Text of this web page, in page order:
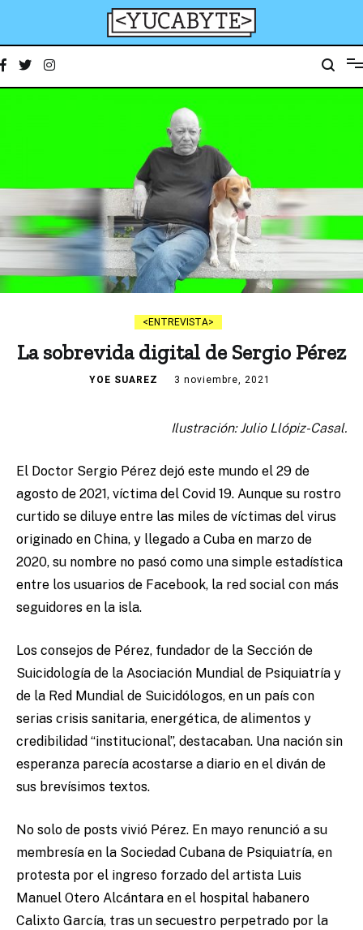
YucaByte
ENTREVISTA
La sobrevida digital de Sergio Pérez
YOE SUAREZ 3 noviembre, 2021
Ilustración: Julio Llópiz-Casal.
El Doctor Sergio Pérez dejó este mundo el 29 de
agosto de 2021, víctima del Covid 19. Aunque su rostro
curtido se diluye entre las miles de víctimas del virus
originado en China, y llegado a Cuba en marzo de
2020, su nombre no pasó como una simple estadística
entre los usuarios de Facebook, la red social con más
seguidores en la isla.
Los consejos de Pérez, fundador de la Sección de
Suicidología de la Asociación Mundial de Psiquiatría y
de la Red Mundial de Suicidólogos, en un país con
serias crisis sanitaria, energética, de alimentos y
credibilidad “institucional”, destacaban. Una nación sin
esperanza parecía acostarse a diario en el diván de
sus brevísimos textos.
No solo de posts vivió Pérez. En mayo renunció a su
membresía en la Sociedad Cubana de Psiquiatría, en
protesta por el ingreso forzado del artista Luis
Manuel Otero Alcántara en el hospital habanero
Calixto García, tras un secuestro perpetrado por la